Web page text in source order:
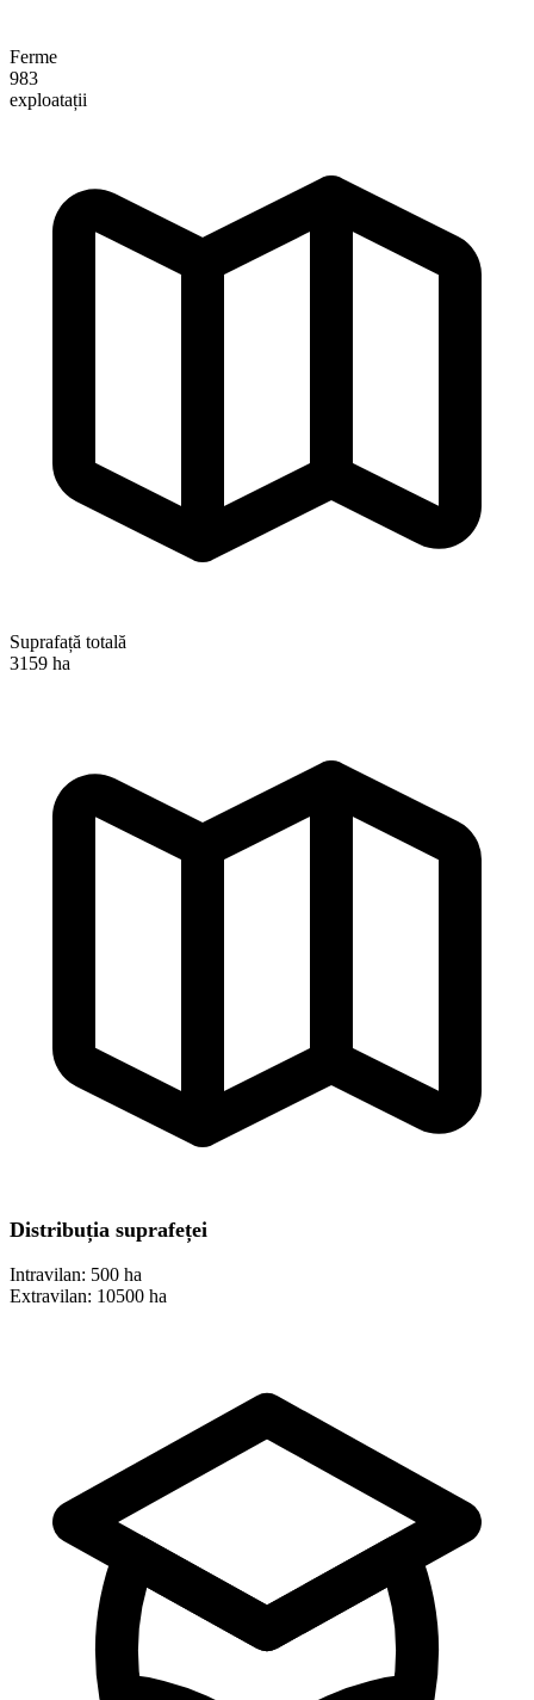
Ferme
983
exploatații
Suprafață totală
3159 ha
Distribuția suprafeței
Intravilan: 500 ha
Extravilan: 10500 ha